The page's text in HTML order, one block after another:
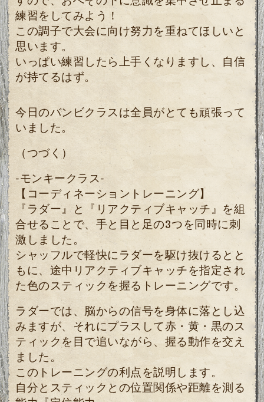
練習をしてみよう！
この調子で大会に向け努力を重ねてほしいと
思います。
いっぱい練習したら上手くなりますし、自信
が持てるはず。
今日のバンビクラスは全員がとても頑張って
いました。
（つづく）
-モンキークラス-
【コーディネーショントレーニング】
『ラダー』と『リアクティブキャッチ』を組
合せることで、手と目と足の3つを同時に刺
激しました。
シャッフルで軽快にラダーを駆け抜けるとと
もに、途中リアクティブキャッチを指定され
た色のスティックを握るトレーニングです。
ラダーでは、脳からの信号を身体に落とし込
みますが、それにプラスして赤・黄・黒のス
ティックを目で追いながら、握る動作を交え
ました。
このトレーニングの利点を説明します。
自分とスティックとの位置関係や距離を測る